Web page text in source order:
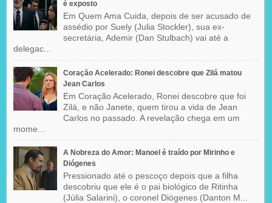
é exposto
Em Quem Ama Cuida, depois de ser acusado de
assédio por Suely (Julia Stockler), sua ex-
secretária, Ademir (Dan Stulbach) vai até a
delegac...
Coração Acelerado: Ronei descobre que Zilá matou
Jean Carlos
Em Coração Acelerado, Ronei descobre que foi
Zilá, e não Janete, quem tirou a vida de Jean
Carlos no passado. A revelação chega em um
mome...
A Nobreza do Amor: Manoel é traído por Mirinho e
Diógenes
Pressionado até o pescoço depois que a filha
descobriu que ele é o pai biológico de Ritinha
(Júlia Salarini), o coronel Diógenes (Danton M...